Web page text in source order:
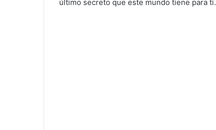
último secreto que este mundo tiene para ti.